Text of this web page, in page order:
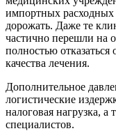
импортных
дорожать. Даже те
частично перешли на
полностью
качества лечения.
Дополнительное
логистические
налоговая нагрузка,
специалистов.